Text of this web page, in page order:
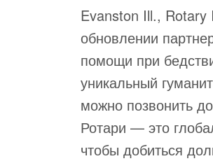
Evanston Ill.,
обновлении
помощи при
уникальный
можно позвонить
Ротари — это
чтобы добиться